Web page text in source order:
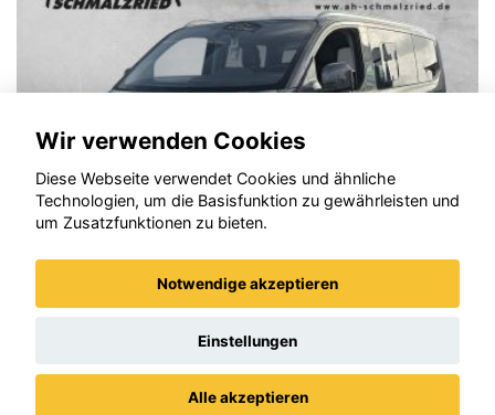
Ford Tourneo Custom
Wir verwenden Cookies
Diese Webseite verwendet Cookies und ähnliche
Technologien, um die Basisfunktion zu gewährleisten und
um Zusatzfunktionen zu bieten.
Notwendige akzeptieren
Einstellungen
Alle akzeptieren